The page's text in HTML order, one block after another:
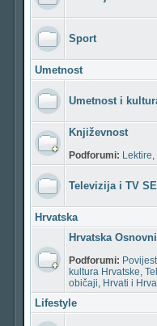
Sport
Umetnost
Umetnost i
Književnost
Podforumi: Lektire,
Televizija i TV
Hrvatska
Hrvatska
Podforumi:
kultura Hrvatske,
običaji, Hrvati i
Lifestyle